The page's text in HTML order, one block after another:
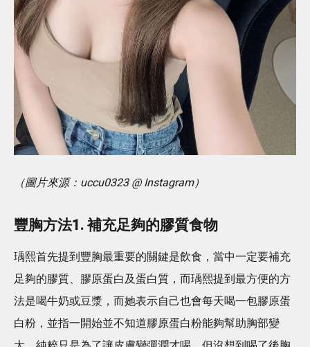
（圖片來源：uccu0323 @ Instagram）
豐胸方法1. 補充足夠的膠質食物
瑀熙首先提到豐胸最重要的關鍵是飲食，當中一定要補充
足夠的膠質、膠原蛋白及蛋白質，而瑀熙提到最方便的方
法是喝牛奶或豆漿，而她表示自己也會每天喝一包膠原蛋
白粉，並指一開始並不知道膠原蛋白粉能夠幫助胸部變